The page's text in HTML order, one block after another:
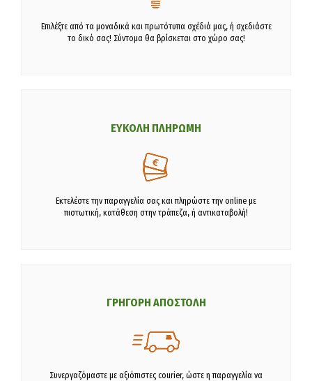
Επιλέξτε από τα μοναδικά και πρωτότυπα σχέδιά μας, ή σχεδιάστε
το δικό σας! Σύντομα θα βρίσκεται στο χώρο σας!
ΕΥΚΟΛΗ ΠΛΗΡΩΜΗ
Εκτελέστε την παραγγελία σας και πληρώστε την online με
πιστωτική, κατάθεση στην τράπεζα, ή αντικαταβολή!
ΓΡΗΓΟΡΗ ΑΠΟΣΤΟΛΗ
Συνεργαζόμαστε με αξιόπιστες courier, ώστε η παραγγελία να